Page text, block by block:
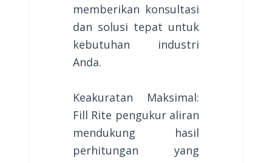
memberikan konsultasi
dan solusi tepat untuk
kebutuhan industri
Anda.
Keakuratan Maksimal:
Fill Rite pengukur aliran
mendukung hasil
perhitungan yang